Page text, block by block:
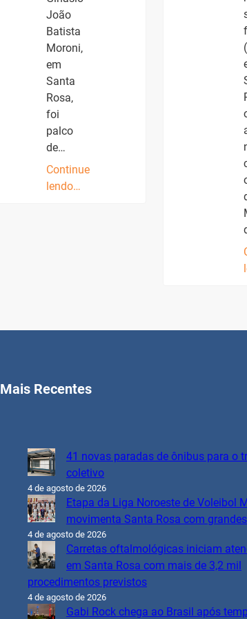
João
Batista
Moroni,
em
Santa
Rosa,
foi
palco
de…
Continue
lendo…
Mais Recentes
41 novas paradas de ônibus para o
coletivo
4 de agosto de 2026
Etapa da Liga Noroeste de Voleibol
movimenta Santa Rosa com
4 de agosto de 2026
Carretas oftalmológicas iniciam
em Santa Rosa com mais de 3,2 mil
procedimentos previstos
4 de agosto de 2026
Gabi Rock chega ao Brasil após